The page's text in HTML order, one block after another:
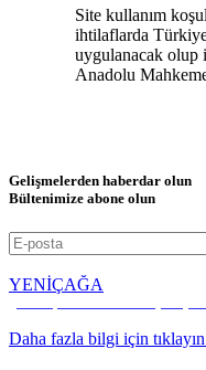
Site kullanım
ihtilaflarda
uygulanacak olup
Anadolu
Gelişmelerden haberdar olun
Bültenimize abone olun
YENİÇAĞA
Daha fazla bilgi için